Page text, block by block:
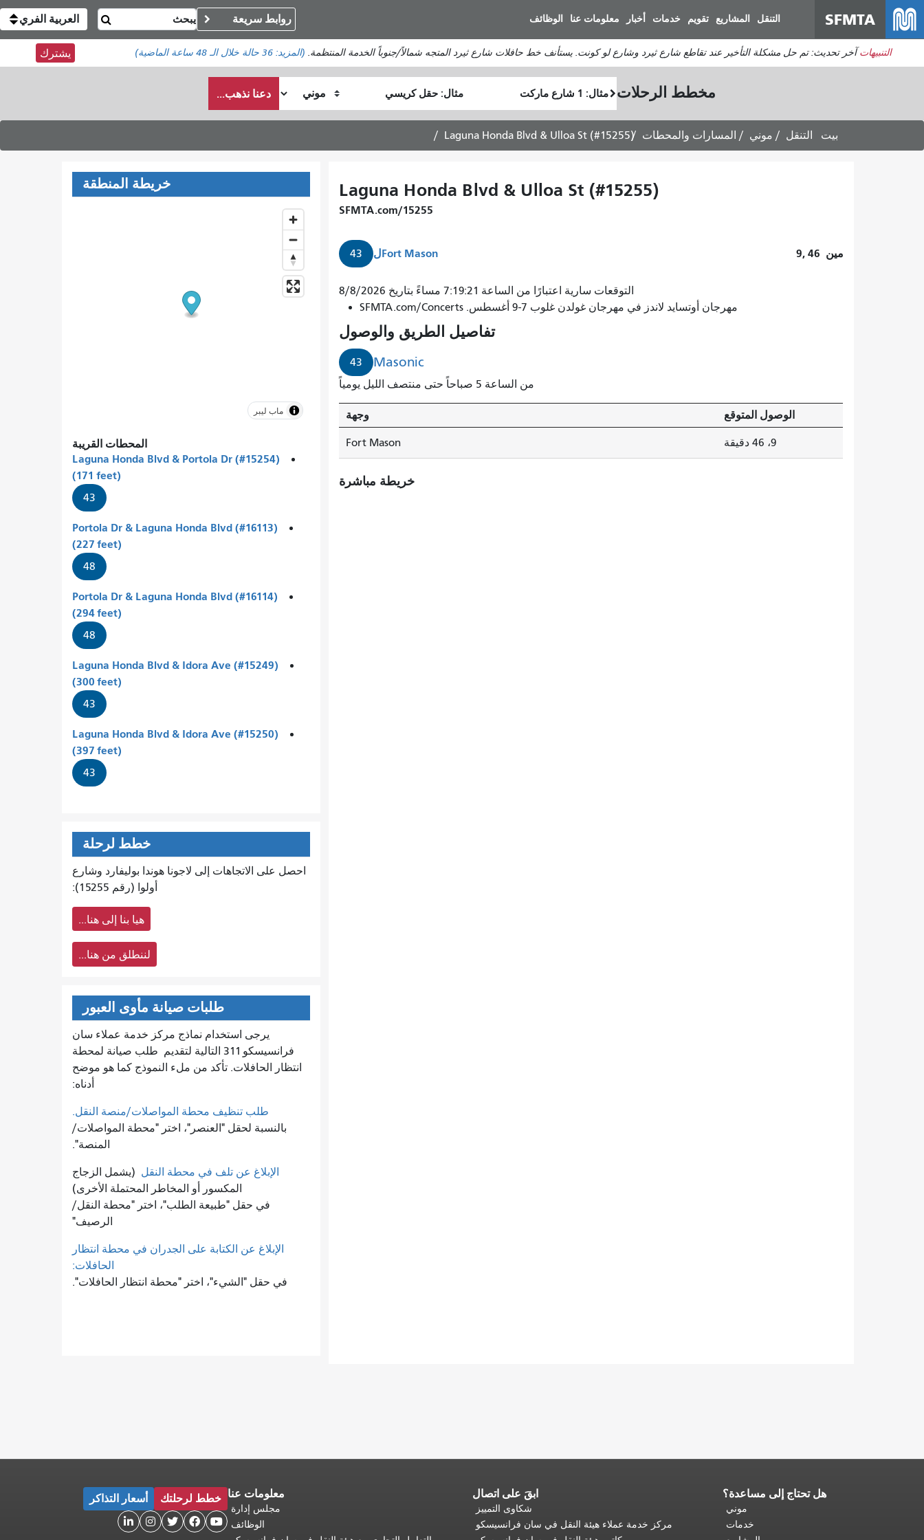
المحتوى
الرئيسي
SFMTA التنقل المشاريع تقويم خدمات أخبار معلومات عنا الوظائف روابط سريعة العربية الفري
التنبيهات آخر تحديث: تم حل مشكلة التأخير عند تقاطع شارع ثيرد وشارع لو كونت. يستأنف خط حافلات شارع ثيرد المتجه شمالاً/جنوباً الخدمة المنتظمة. (المزيد:36 حالة خلال الـ 48 ساعة الماضية) يشترك
مخطط الرحلات
البداية
النهاية
كيف
أرغب
السفر
دعنا نذهب...
بيت التنقل موني المسارات والمحطات Laguna Honda Blvd & Ulloa St (#15255)
Laguna Honda Blvd & Ulloa St (#15255)
SFMTA.com/15255
43 لFort Mason 9, 46 مين
التوقعات سارية اعتبارًا من الساعة 7:19:21 مساءً بتاريخ 8/8/2026
مهرجان أوتسايد لاندز في مهرجان غولدن غلوب 7-9 أغسطس. SFMTA.com/Concerts
تفاصيل الطريق والوصول
43 Masonic
من الساعة 5 صباحاً حتى منتصف الليل يومياً
وجهة الوصول المتوقع
Fort Mason 9، 46 دقيقة
خريطة مباشرة
خريطة المنطقة
ماب ليبر
المحطات القريبة
Laguna Honda Blvd & Portola Dr (#15254)
(171 feet)
43
Portola Dr & Laguna Honda Blvd (#16113)
(227 feet)
48
Portola Dr & Laguna Honda Blvd (#16114)
(294 feet)
48
Laguna Honda Blvd & Idora Ave (#15249)
(300 feet)
43
Laguna Honda Blvd & Idora Ave (#15250)
(397 feet)
43
خطط لرحلة
احصل على الاتجاهات إلى لاجونا هوندا بوليفارد وشارع
أولوا (رقم 15255):
هيا بنا إلى هنا...
لننطلق من هنا...
طلبات صيانة مأوى العبور
يرجى استخدام نماذج مركز خدمة عملاء سان
فرانسيسكو 311 التالية لتقديم
طلب صيانة لمحطة
انتظار الحافلات. تأكد من ملء النموذج كما هو موضح
أدناه:
طلب تنظيف محطة المواصلات/منصة النقل.
بالنسبة لحقل "العنصر"، اختر "محطة المواصلات/
المنصة".
الإبلاغ عن تلف في محطة النقل (يشمل الزجاج
المكسور أو المخاطر المحتملة الأخرى)
في حقل "طبيعة الطلب"، اختر "محطة النقل/
الرصيف"
الإبلاغ عن الكتابة على الجدران في محطة انتظار
الحافلات:
في حقل "الشيء"، اختر "محطة انتظار الحافلات".
هل تحتاج إلى مساعدة؟
موني
خدمات
ابقَ على اتصال
شكاوى التمييز
مركز خدمة عملاء هيئة النقل في سان فرانسيسكو
معلومات عنا
مجلس إدارة
الوظائف
خطط لرحلتك أسعار التذاكر




